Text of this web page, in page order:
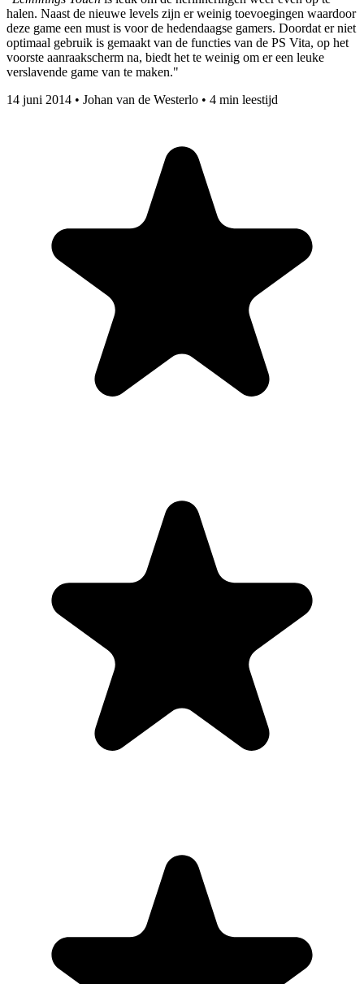
halen. Naast de nieuwe levels zijn er weinig toevoegingen waardoor
deze game een must is voor de hedendaagse gamers. Doordat er niet
optimaal gebruik is gemaakt van de functies van de PS Vita, op het
voorste aanraakscherm na, biedt het te weinig om er een leuke
verslavende game van te maken."
14 juni 2014 • Johan van de Westerlo • 4 min leestijd